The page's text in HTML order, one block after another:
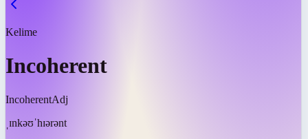
Kelime
Incoherent
IncoherentAdj
ˌɪnkəʊˈhɪərənt